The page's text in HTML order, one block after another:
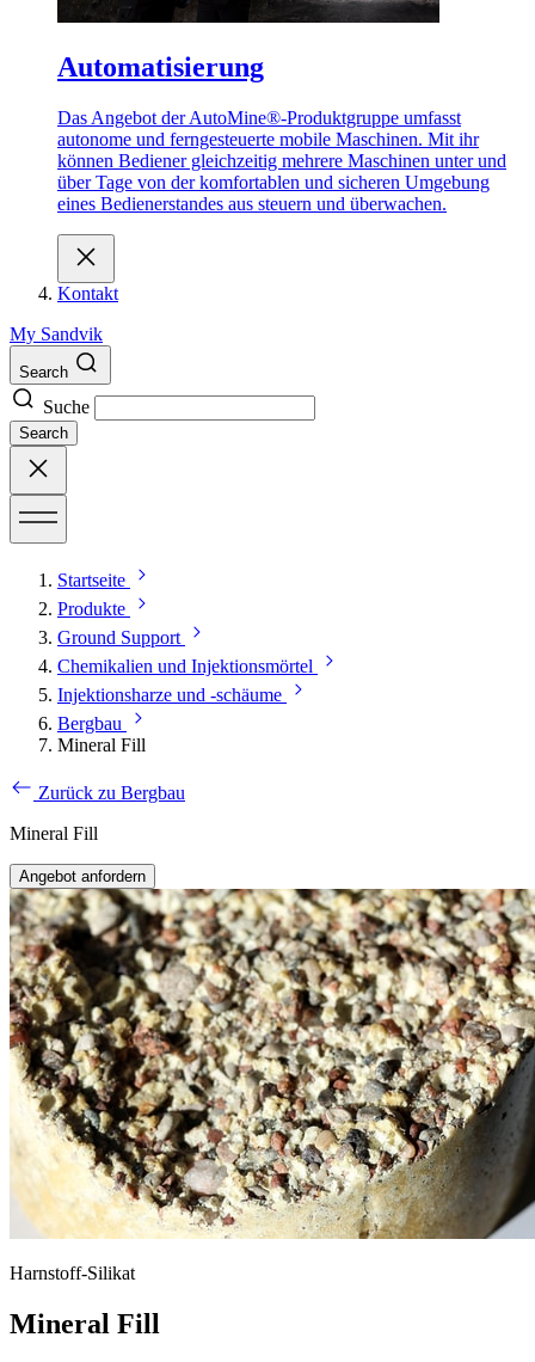
Automatisierung
Das Angebot der AutoMine®-Produktgruppe umfasst
autonome und ferngesteuerte mobile Maschinen. Mit ihr
können Bediener gleichzeitig mehrere Maschinen unter und
über Tage von der komfortablen und sicheren Umgebung
eines Bedienerstandes aus steuern und überwachen.
Kontakt
My Sandvik
Search
Suche
Search
Startseite
Produkte
Ground Support
Chemikalien und Injektionsmörtel
Injektionsharze und -schäume
Bergbau
Mineral Fill
Zurück zu Bergbau
Mineral Fill
Angebot anfordern
Harnstoff-Silikat
Mineral Fill